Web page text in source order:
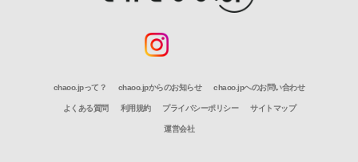
chaoo.jpって？ chaoo.jpからのお知らせ chaoo.jpへのお問い合わせ
よくある質問 利用規約 プライバシーポリシー サイトマップ
運営会社